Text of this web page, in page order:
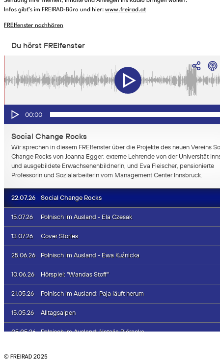
Infos gibt’s im FREIRAD-Büro und hier: www.freirad.at
FREIfenster nachhören
© FREIRAD 2025